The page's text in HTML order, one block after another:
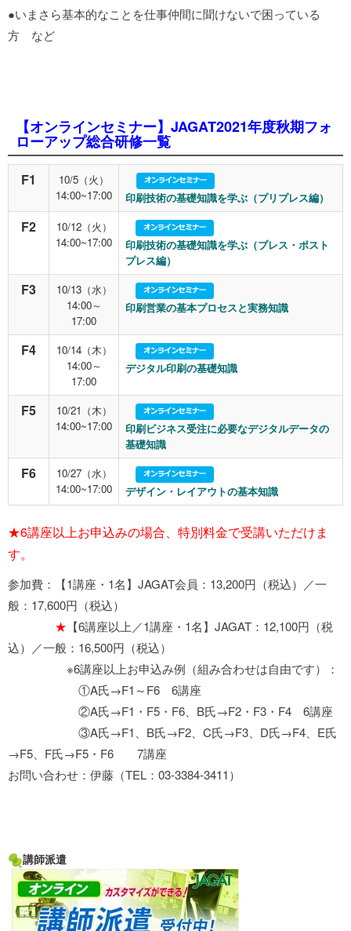
●いまさら基本的なことを仕事仲間に聞けないで困っている
方 など
【オンラインセミナー】JAGAT2021年度秋期フォ
ローアップ総合研修一覧
F1
10/5（火）
14:00~17:00
印刷技術の基礎知識を学ぶ（プリプレス編）
F2
10/12（火）
14:00~17:00
印刷技術の基礎知識を学ぶ（プレス・ポスト
プレス編）
F3
10/13（水）
14:00～
17:00
印刷営業の基本プロセスと実務知識
F4
10/14（木）
14:00～
17:00
デジタル印刷の基礎知識
F5
10/21（木）
14:00~17:00
印刷ビジネス受注に必要なデジタルデータの
基礎知識
F6
10/27（水）
14:00~17:00
デザイン・レイアウトの基本知識
★6講座以上お申込みの場合、特別料金で受講いただけま
す。
参加費：【1講座・1名】JAGAT会員：13,200円（税込）／一
般：17,600円（税込）
★ 【6講座以上／1講座・1名】JAGAT：12,100円（税
込）／一般：16,500円（税込）
※6講座以上お申込み例（組み合わせは自由です）：
①A氏→F1～F6 6講座
②A氏→F1・F5・F6、B氏→F2・F3・F4 6講座
③A氏→F1、B氏→F2、C氏→F3、D氏→F4、E氏
→F5、F氏→F5・F6 7講座
お問い合わせ：伊藤（TEL：03-3384-3411）
講師派遣